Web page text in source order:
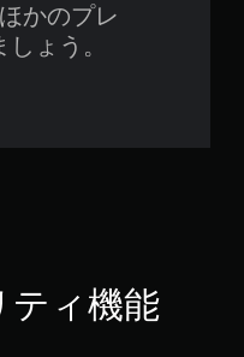
かのプレ
ょう。
ティ機能